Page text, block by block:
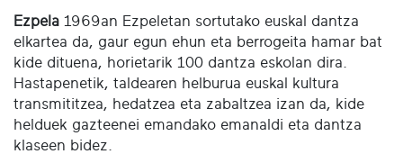
Ezpela 1969an Ezpeletan sortutako euskal dantza
elkartea da, gaur egun ehun eta berrogeita hamar bat
kide dituena, horietarik 100 dantza eskolan dira.
Hastapenetik, taldearen helburua euskal kultura
transmititzea, hedatzea eta zabaltzea izan da, kide
helduek gazteenei emandako emanaldi eta dantza
klaseen bidez.